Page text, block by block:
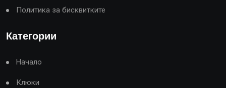
Политика за бисквитките
Категории
Начало
Клюки